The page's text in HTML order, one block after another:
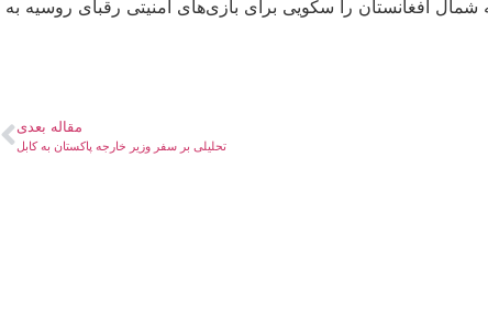
افغانستان را سکویی برای بازی‌های امنیتی رقبای روسیه به
مقاله بعدی
تحلیلی بر سفر وزیر خارجه پاکستان به کابل